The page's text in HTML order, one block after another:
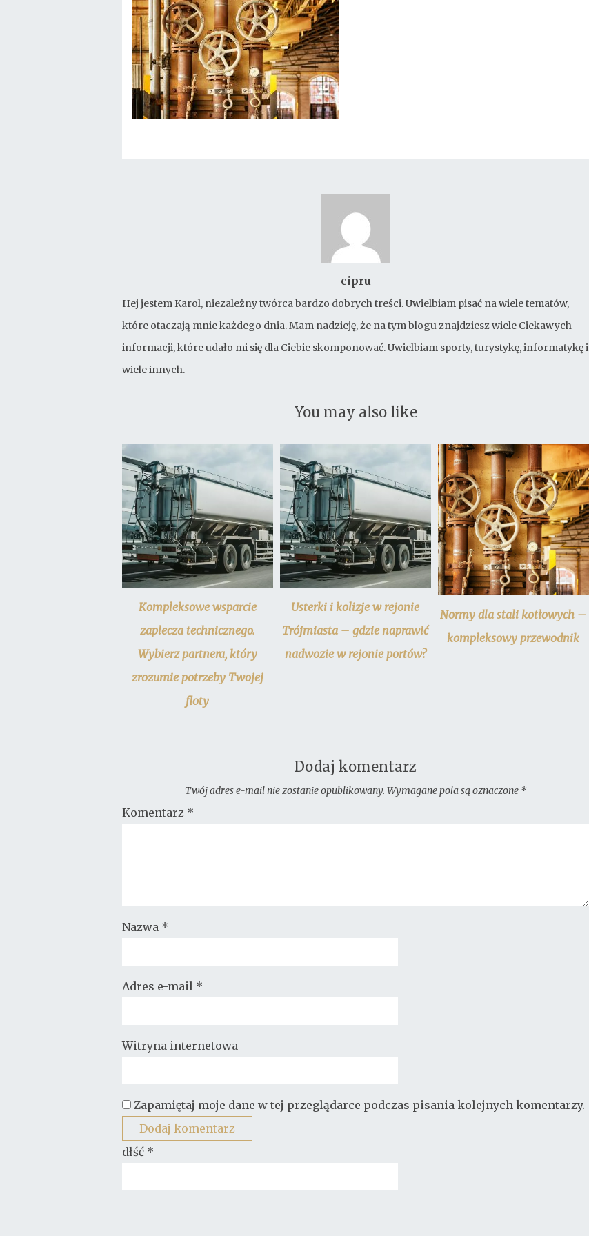
cipru
Hej jestem Karol, niezależny twórca bardzo dobrych treści. Uwielbiam pisać na wiele tematów,
które otaczają mnie każdego dnia. Mam nadzieję, że na tym blogu znajdziesz wiele Ciekawych
informacji, które udało mi się dla Ciebie skomponować. Uwielbiam sporty, turystykę, informatykę i
wiele innych.
You may also like
Kompleksowe wsparcie
zaplecza technicznego.
Wybierz partnera, który
zrozumie potrzeby Twojej
floty
Usterki i kolizje w rejonie
Trójmiasta – gdzie naprawić
nadwozie w rejonie portów?
Normy dla stali kotłowych –
kompleksowy przewodnik
Dodaj komentarz
Twój adres e-mail nie zostanie opublikowany. Wymagane pola są oznaczone *
Komentarz *
Nazwa *
Adres e-mail *
Witryna internetowa
Zapamiętaj moje dane w tej przeglądarce podczas pisania kolejnych komentarzy.
dłść *